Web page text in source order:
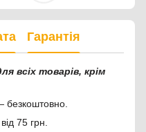
Гарантія
всіх товарів, крім
безкоштовно.
75 грн.